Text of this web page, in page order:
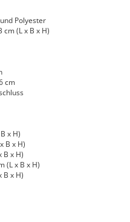
Polyester
cm (L x B x H)
cm
x H)
B x H)
B x H)
(L x B x H)
B x H)